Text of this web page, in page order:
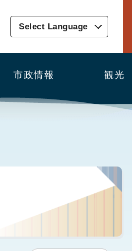
Select Language
市政情報 観光